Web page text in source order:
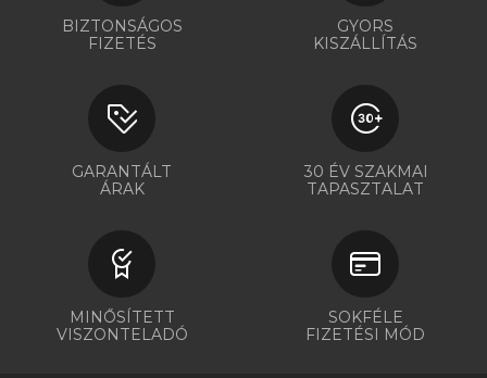
BIZTONSÁGOS
FIZETÉS
GYORS
KISZÁLLÍTÁS
GARANTÁLT
ÁRAK
30 ÉV SZAKMAI
TAPASZTALAT
MINŐSÍTETT
VISZONTELADÓ
SOKFÉLE
FIZETÉSI MÓD